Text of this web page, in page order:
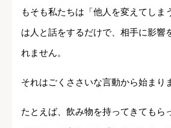
もそも私たちは「他人を変えてしま
は人と話をするだけで、相手に影響
れません。
それはごくささいな言動から始まり
たとえば、飲み物を持ってきてもら